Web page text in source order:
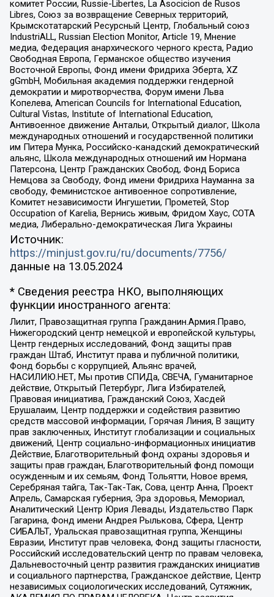
комитет России, Russie-Libertes, La Asocicion de Rusos
Libres, Союз за возвращение Северных территорий,
Крымскотатарский Ресурсный Центр, Глобальный союз
IndustriALL, Russian Election Monitor, Article 19, Мнение
медиа, Федерация анархического черного креста, Радио
Свободная Европа, Германское общество изучения
Восточной Европы, Фонд имени Фридриха Эберта, XZ
gGmbH, Мобильная академия поддержки гендерной
демократии и миротворчества, Форум имени Льва
Копелева, American Councils for International Education,
Cultural Vistas, Institute of International Education,
Антивоенное движение Антальи, Открытый диалог, Школа
международных отношений и государственной политики
им Питера Мунка, Российско-канадский демократический
альянс, Школа международных отношений им Нормана
Патерсона, Центр Гражданских Свобод, Фонд Бориса
Немцова за Свободу, Фонд имени Фридриха Науманна за
свободу, Феминистское антивоенное сопротивление,
Комитет независимости Ингушетии, Прометей, Stop
Occupation of Karelia, Вернись живым, Фридом Хаус, СОТА
медиа, Либерально-демократическая Лига Украины
Источник:
https://minjust.gov.ru/ru/documents/7756/
данные на 13.05.2024
* Сведения реестра НКО, выполняющих
функции иностранного агента:
Лилит, Правозащитная группа Гражданин.Армия.Право,
Нижегородский центр немецкой и европейской культуры,
Центр гендерных исследований, Фонд защиты прав
граждан Штаб, Институт права и публичной политики,
Фонд борьбы с коррупцией, Альянс врачей,
НАСИЛИЮ.НЕТ, Мы против СПИДа, СВЕЧА, Гуманитарное
действие, Открытый Петербург, Лига Избирателей,
Правовая инициатива, Гражданский Союз, Хасдей
Ерушалаим, Центр поддержки и содействия развитию
средств массовой информации, Горячая Линия, В защиту
прав заключенных, Институт глобализации и социальных
движений, Центр социально-информационных инициатив
Действие, Благотворительный фонд охраны здоровья и
защиты прав граждан, Благотворительный фонд помощи
осужденным и их семьям, Фонд Тольятти, Новое время,
Серебряная тайга, Так-Так-Так, Сова, центр Анна, Проект
Апрель, Самарская губерния, Эра здоровья, Мемориал,
Аналитический Центр Юрия Левады, Издательство Парк
Гагарина, Фонд имени Андрея Рылькова, Сфера, Центр
СИБАЛЬТ, Уральская правозащитная группа, Женщины
Евразии, Институт прав человека, Фонд защиты гласности,
Российский исследовательский центр по правам человека,
Дальневосточный центр развития гражданских инициатив
и социального партнерства, Гражданское действие, Центр
независимых социологических исследований, Сутяжник,